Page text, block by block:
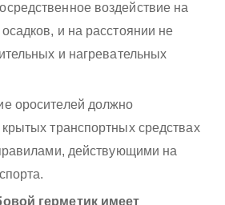
воздействие на
и на расстоянии не
и нагревательных
оросителей должно
транспортных средствах
действующими на
герметик имеет